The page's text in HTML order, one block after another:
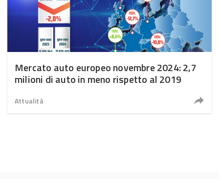
Mercato auto europeo novembre 2024: 2,7
milioni di auto in meno rispetto al 2019
Attualità